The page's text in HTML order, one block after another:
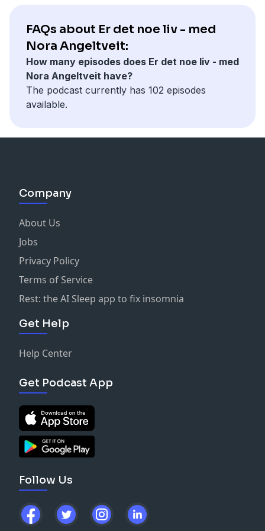
Denne podcasten er produsert av @simpl.talent
Hosted on Acast. See
acast.com/privacy
information.
Spørsmål kan sendes til @noraangeltveit på Instagram
Ønsker du å samarbeide med denne podcasten? Ta
kontakt medkristin@snakk.as
Denne podcasten er produsert av @simpl.talent
information.
FAQs about Er det noe liv - med
Nora Angeltveit:
How many episodes does Er det noe liv - med
Nora Angeltveit have?
The podcast currently has 102 episodes
available.
Company
About Us
Jobs
Privacy Policy
Terms of Service
Rest: the AI Sleep app to fix insomnia
Get Help
Help Center
Get Podcast App
Follow Us